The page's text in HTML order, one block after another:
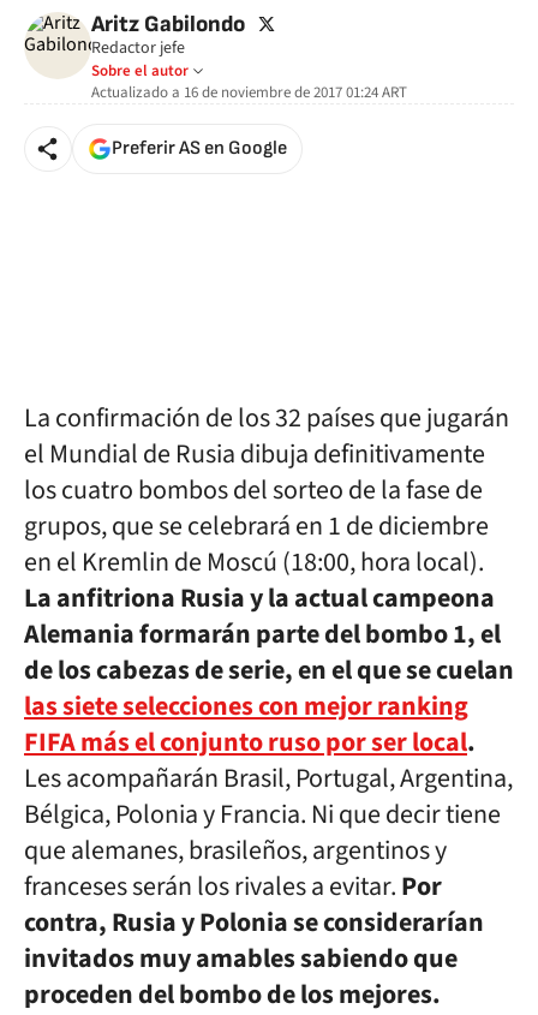
Aritz Gabilondo twitter
Redactor jefe
Sobre el autor
Actualizado a 16 de noviembre de 2017 01:24ART
Preferir AS en Google
La confirmación de los 32 países que jugarán
el Mundial de Rusia dibuja definitivamente
los cuatro bombos del sorteo de la fase de
grupos, que se celebrará en 1 de diciembre
en el Kremlin de Moscú (18:00, hora local).
La anfitriona Rusia y la actual campeona
Alemania formarán parte del bombo 1, el
de los cabezas de serie, en el que se cuelan
las siete selecciones con mejor ranking
FIFA más el conjunto ruso por ser local.
Les acompañarán Brasil, Portugal, Argentina,
Bélgica, Polonia y Francia. Ni que decir tiene
que alemanes, brasileños, argentinos y
franceses serán los rivales a evitar.Por
contra, Rusia y Polonia se considerarían
invitados muy amables sabiendo que
proceden del bombo de los mejores.